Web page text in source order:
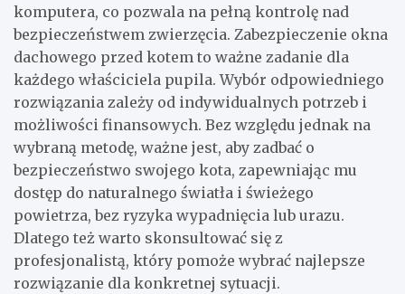
komputera, co pozwala na pełną kontrolę nad
bezpieczeństwem zwierzęcia. Zabezpieczenie okna
dachowego przed kotem to ważne zadanie dla
każdego właściciela pupila. Wybór odpowiedniego
rozwiązania zależy od indywidualnych potrzeb i
możliwości finansowych. Bez względu jednak na
wybraną metodę, ważne jest, aby zadbać o
bezpieczeństwo swojego kota, zapewniając mu
dostęp do naturalnego światła i świeżego
powietrza, bez ryzyka wypadnięcia lub urazu.
Dlatego też warto skonsultować się z
profesjonalistą, który pomoże wybrać najlepsze
rozwiązanie dla konkretnej sytuacji.